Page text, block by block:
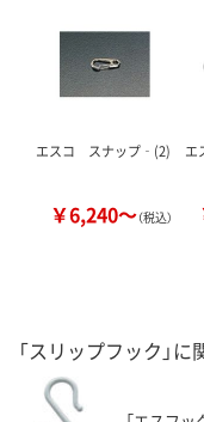
エスコ スナップ‐(2)
￥6,240～（税込）
エ
「スリップフック」